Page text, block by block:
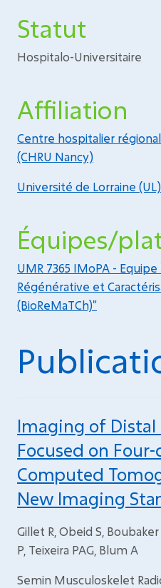
Statut
Hospitalo-Universitaire
Affiliation
Centre hospitalier
(CHRU Nancy)
Université de Lorraine (UL)
Équipes/
UMR 7365 IMoPA -
Régénérative et
(BioReMaTCh)"
Imaging of Distal
Focused on
Computed
New Imaging
Gillet R, Obeid S,
P, Teixeira PAG, Blum A
Semin Musculoskelet